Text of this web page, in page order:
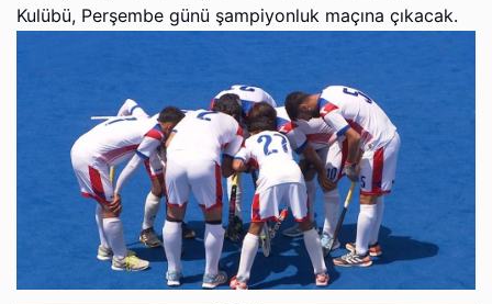
Kulübü, Perşembe günü şampiyonluk maçına çıkacak.